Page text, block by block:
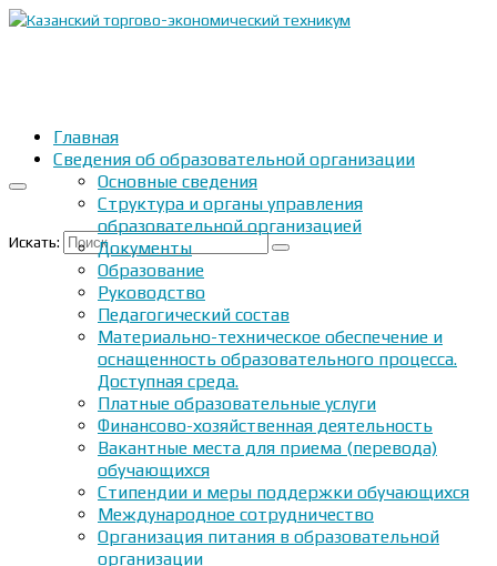
Искать:
Главная
Сведения об образовательной организации
Основные сведения
Структура и органы управления
образовательной организацией
Документы
Образование
Руководство
Педагогический состав
Материально-техническое обеспечение и
оснащенность образовательного процесса.
Доступная среда.
Платные образовательные услуги
Финансово-хозяйственная деятельность
Вакантные места для приема (перевода)
обучающихся
Стипендии и меры поддержки обучающихся
Международное сотрудничество
Организация питания в образовательной
организации